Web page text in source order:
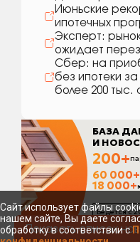
Показать список
Июньские
ипотечных
Эксперт:
ожидает
Сбер: на
без ипотеки
более 200 тыс.
Сайт использует файлы
нашем сайте, Вы даете
обработку в соответствии с